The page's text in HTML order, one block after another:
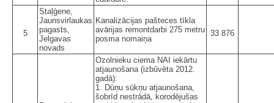
5
Staļģene,
Jaunsvirlaukas
pagasts,
Jelgavas
novads
Kanalizācijas pašteces tīkla
avārijas remontdarbi 275 metru
posma nomaiņa
33 876
Ozolnieku ciema NAI iekārtu
atjaunošana (izbūvēta 2012.
gadā):
1. Dūņu sūkņu atjaunošana,
šobrīd nestrādā, korodējušas